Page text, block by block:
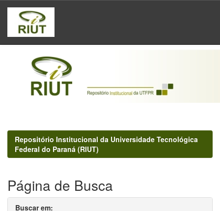
Skip
navigation
Repositório Institucional da Universidade Tecnológica
Federal do Paraná (RIUT)
Página de Busca
Buscar em: